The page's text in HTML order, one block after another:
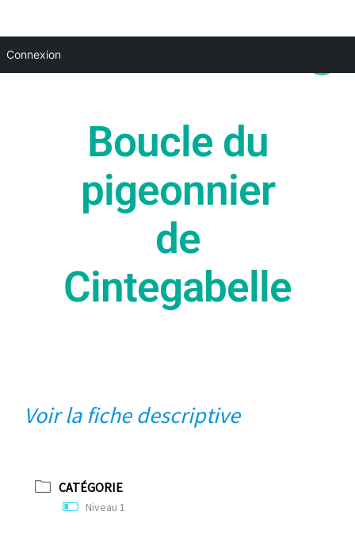
Connexion
Boucle du
pigeonnier
de
Cintegabelle
Voir la fiche descriptive
CATÉGORIE
Niveau 1